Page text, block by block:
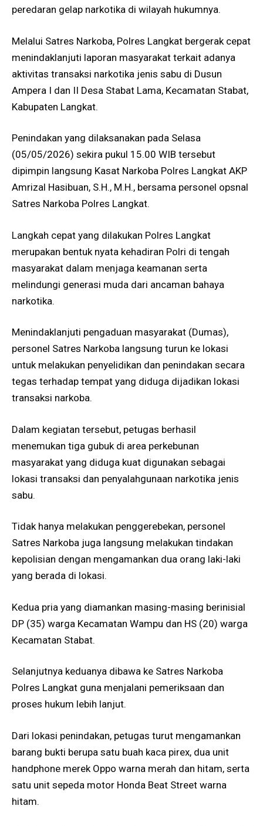
peredaran gelap narkotika di wilayah hukumnya.
Melalui Satres Narkoba, Polres Langkat bergerak cepat
menindaklanjuti laporan masyarakat terkait adanya
aktivitas transaksi narkotika jenis sabu di Dusun
Ampera I dan II Desa Stabat Lama, Kecamatan Stabat,
Kabupaten Langkat.
Penindakan yang dilaksanakan pada Selasa
(05/05/2026) sekira pukul 15.00 WIB tersebut
dipimpin langsung Kasat Narkoba Polres Langkat AKP
Amrizal Hasibuan, S.H., M.H., bersama personel opsnal
Satres Narkoba Polres Langkat.
Langkah cepat yang dilakukan Polres Langkat
merupakan bentuk nyata kehadiran Polri di tengah
masyarakat dalam menjaga keamanan serta
melindungi generasi muda dari ancaman bahaya
narkotika.
Menindaklanjuti pengaduan masyarakat (Dumas),
personel Satres Narkoba langsung turun ke lokasi
untuk melakukan penyelidikan dan penindakan secara
tegas terhadap tempat yang diduga dijadikan lokasi
transaksi narkoba.
Dalam kegiatan tersebut, petugas berhasil
menemukan tiga gubuk di area perkebunan
masyarakat yang diduga kuat digunakan sebagai
lokasi transaksi dan penyalahgunaan narkotika jenis
sabu.
Tidak hanya melakukan penggerebekan, personel
Satres Narkoba juga langsung melakukan tindakan
kepolisian dengan mengamankan dua orang laki-laki
yang berada di lokasi.
Kedua pria yang diamankan masing-masing berinisial
DP (35) warga Kecamatan Wampu dan HS (20) warga
Kecamatan Stabat.
Selanjutnya keduanya dibawa ke Satres Narkoba
Polres Langkat guna menjalani pemeriksaan dan
proses hukum lebih lanjut.
Dari lokasi penindakan, petugas turut mengamankan
barang bukti berupa satu buah kaca pirex, dua unit
handphone merek Oppo warna merah dan hitam, serta
satu unit sepeda motor Honda Beat Street warna
hitam.